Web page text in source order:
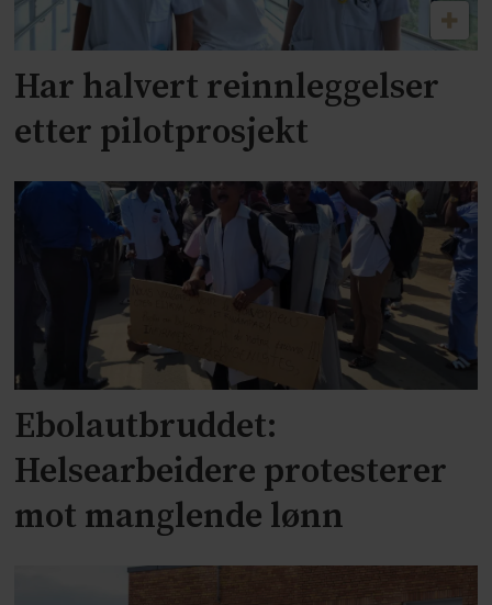
Har halvert reinnleggelser
etter pilotprosjekt
Ebolautbruddet:
Helsearbeidere protesterer
mot manglende lønn